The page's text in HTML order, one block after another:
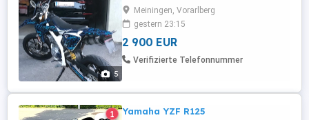
5
den Vergaser Ultraschall gereinigt und die
Nebendüse, die Batterie und den BFK
Behälter gerade erst ersetzt. Auf dem Bild
ist ein xRacing Auspuff verbaut, mit ECE -
Bescheinigung, den Originalen Auspuff
Meiningen, Vorarlberg
gestern 23:15
2 900 EUR
Verifizierte Telefonnummer
1 Yamaha YZF R125